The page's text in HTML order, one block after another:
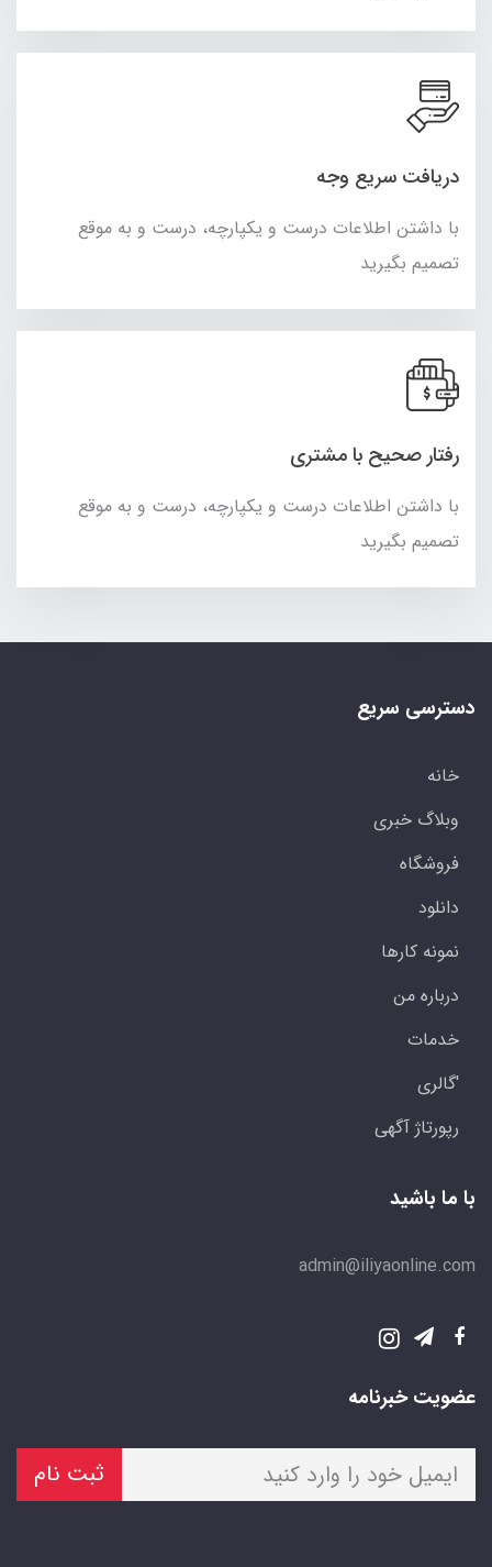
دریافت سریع وجه
با داشتن اطلاعات درست و یکپارچه، درست و به موقع
تصمیم بگیرید
رفتار صحیح با مشتری
با داشتن اطلاعات درست و یکپارچه، درست و به موقع
تصمیم بگیرید
دسترسی سریع
خانه
وبلاگ خبری
فروشگاه
دانلود
نمونه کارها
درباره من
خدمات
'گالری
رپورتاژ آگهی
با ما باشید
admin@iliyaonline.com
عضویت خبرنامه
ثبت نام